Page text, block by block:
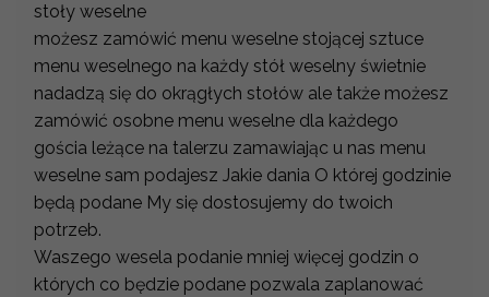
stoły weselne
możesz zamówić menu weselne stojącej sztuce
menu weselnego na każdy stół weselny świetnie
nadadzą się do okrągłych stołów ale także możesz
zamówić osobne menu weselne dla każdego
gościa leżące na talerzu zamawiając u nas menu
weselne sam podajesz Jakie dania O której godzinie
będą podane My się dostosujemy do twoich
potrzeb.
Waszego wesela podanie mniej więcej godzin o
których co będzie podane pozwala zaplanować